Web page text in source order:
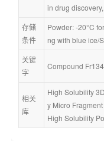
in drug
存储
条件
Powder: -20°C
ng with blue ice/
关键
字
Compound
相关
库
High Solubility
y Micro
High Solubility